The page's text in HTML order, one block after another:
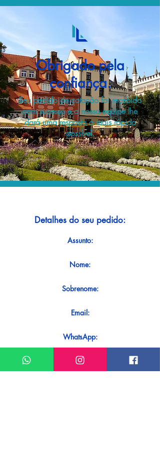
Obrigado pela
confiança.
Seu pedido de cotação foi recebido
com sucesso e a nossa equipe lhe
dará uma resposta o mais rápido
possível.
Detalhes do seu pedido:
Assunto:
Nome:
Sobrenome:
Email:
WhatsApp:
Mensagem: